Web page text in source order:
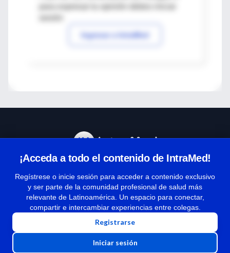
Ingresar a IntraMed
¡Acceda a todo el contenido de IntraMed!
Regístrese o inicie sesión para acceder a contenido exclusivo
y ser parte de la comunidad profesional de salud más
relevante de Latinoamérica. Un espacio para conectar,
compartir e intercambiar experiencias entre colegas.
Registrarse
Iniciar sesión
Términos y condiciones
| Políticas de privacidad
| Todos los derechos reservados | Copyright 1997-2026